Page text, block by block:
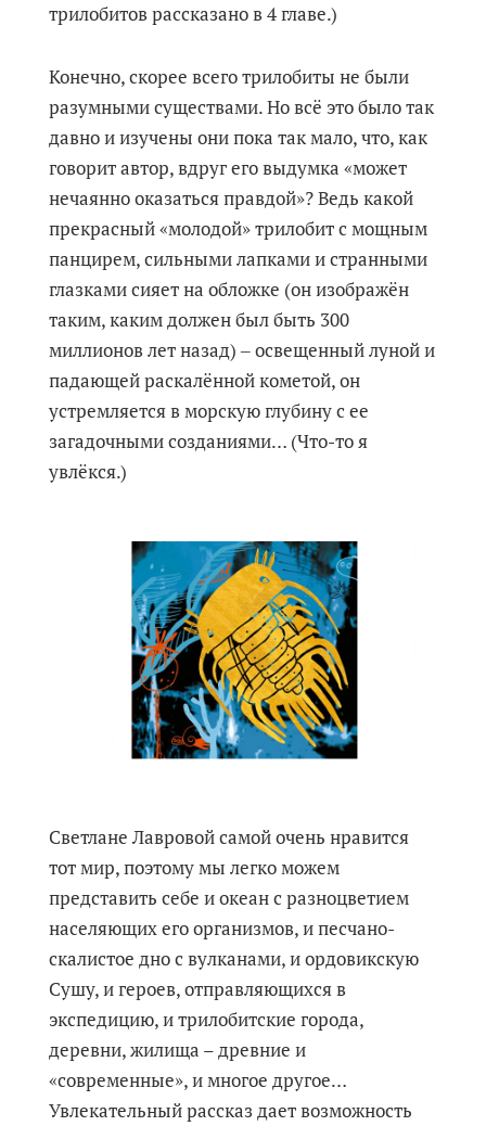
трилобитов рассказано в 4 главе.)
Конечно, скорее всего трилобиты не были
разумными существами. Но всё это было так
давно и изучены они пока так мало, что, как
говорит автор, вдруг его выдумка «может
нечаянно оказаться правдой»? Ведь какой
прекрасный «молодой» трилобит с мощным
панцирем, сильными лапками и странными
глазками сияет на обложке (он изображён
таким, каким должен был быть 300
миллионов лет назад) ‒ освещенный луной и
падающей раскалённой кометой, он
устремляется в морскую глубину с ее
загадочными созданиями… (Что-то я
увлёкся.)
Светлане Лавровой самой очень нравится
тот мир, поэтому мы легко можем
представить себе и океан с разноцветием
населяющих его организмов, и песчано-
скалистое дно с вулканами, и ордовикскую
Сушу, и героев, отправляющихся в
экспедицию, и трилобитские города,
деревни, жилища – древние и
«современные», и многое другое…
Увлекательный рассказ дает возможность